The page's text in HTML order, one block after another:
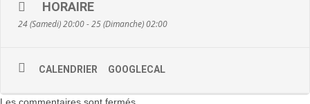
Enfance Jeunesse
HORAIRE
24 (Samedi) 20:00 - 25 (Dimanche) 02:00
CALENDRIER GOOGLECAL